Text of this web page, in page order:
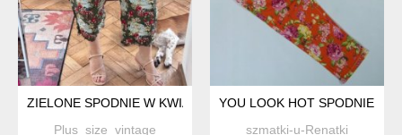
ZIELONE SPODNIE W KWIATY BASIC EDITIONS PLUS
Plus_size_vintage
YOU LOOK HOT SPODNIE
szmatki-u-Renatki